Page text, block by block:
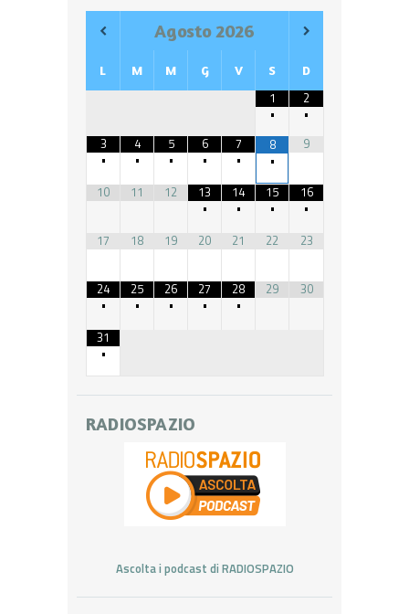
Agosto 2026
L M M G V S D
1
•
2
•
3
•
4
•
5
•
6
•
7
•
8
•
9
10 11 12
13
•
14
•
15
•
16
•
17
18 19 20 21 22 23
24
•
25
•
26
•
27
•
28
•
29 30
31
•
RADIOSPAZIO
Ascolta i podcast di RADIOSPAZIO